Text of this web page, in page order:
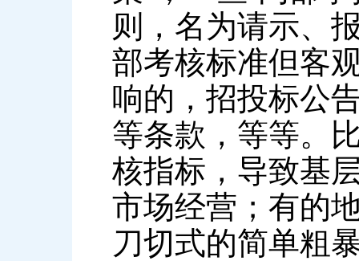
则，名为请示、
部考核标准但客
响的，招投标公
等条款，等等。
核指标，导致基
市场经营；有的
刀切式的简单粗